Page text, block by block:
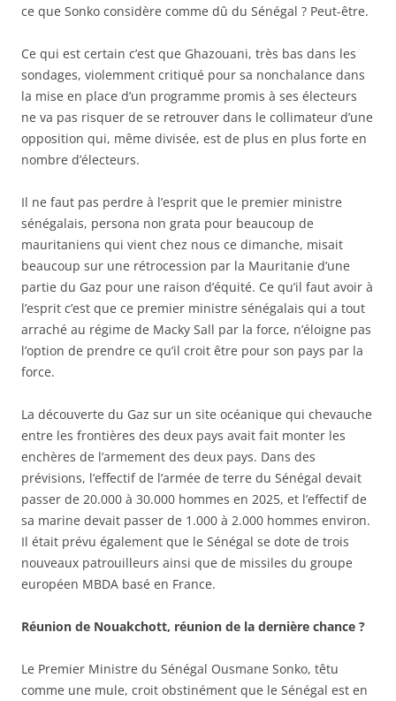
ce que Sonko considère comme dû du Sénégal ? Peut-être.
Ce qui est certain c’est que Ghazouani, très bas dans les
sondages, violemment critiqué pour sa nonchalance dans
la mise en place d’un programme promis à ses électeurs
ne va pas risquer de se retrouver dans le collimateur d’une
opposition qui, même divisée, est de plus en plus forte en
nombre d’électeurs.
Il ne faut pas perdre à l’esprit que le premier ministre
sénégalais, persona non grata pour beaucoup de
mauritaniens qui vient chez nous ce dimanche, misait
beaucoup sur une rétrocession par la Mauritanie d’une
partie du Gaz pour une raison d’équité. Ce qu’il faut avoir à
l’esprit c’est que ce premier ministre sénégalais qui a tout
arraché au régime de Macky Sall par la force, n’éloigne pas
l’option de prendre ce qu’il croit être pour son pays par la
force.
La découverte du Gaz sur un site océanique qui chevauche
entre les frontières des deux pays avait fait monter les
enchères de l’armement des deux pays. Dans des
prévisions, l’effectif de l’armée de terre du Sénégal devait
passer de 20.000 à 30.000 hommes en 2025, et l’effectif de
sa marine devait passer de 1.000 à 2.000 hommes environ.
Il était prévu également que le Sénégal se dote de trois
nouveaux patrouilleurs ainsi que de missiles du groupe
européen MBDA basé en France.
Réunion de Nouakchott, réunion de la dernière chance ?
Le Premier Ministre du Sénégal Ousmane Sonko, têtu
comme une mule, croit obstinément que le Sénégal est en